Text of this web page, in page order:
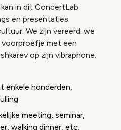
in dit ConcertLab
en presentaties
We zijn vereerd: we
voorproefje met een
op zijn vibraphone.
enkele honderden,
meeting, seminar,
walking dinner, etc.